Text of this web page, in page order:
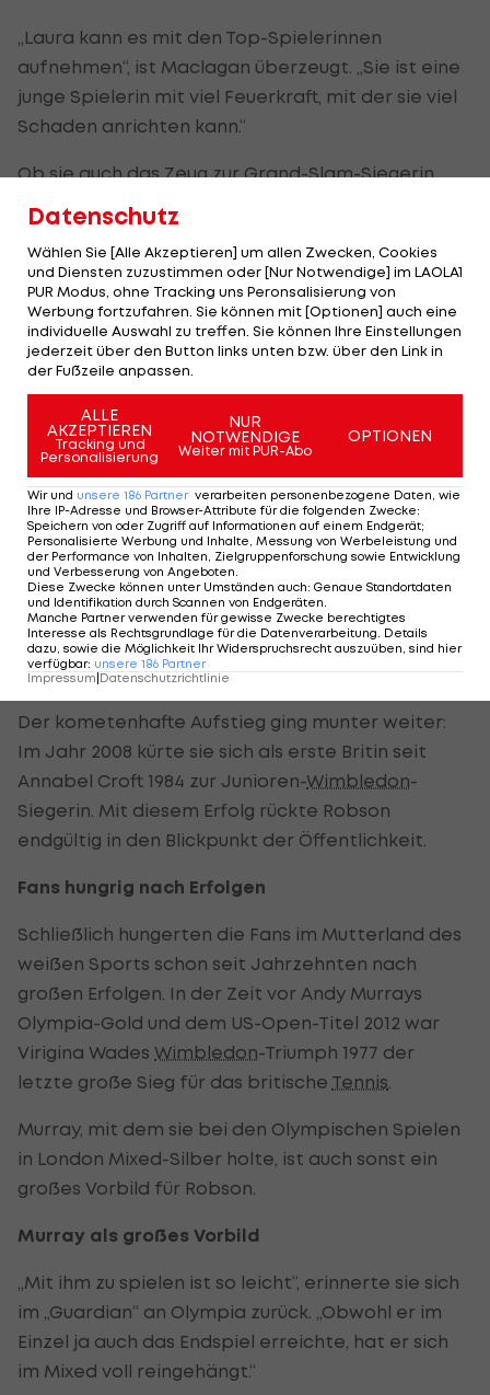
„Laura kann es mit den Top-Spielerinnen
aufnehmen“, ist Maclagan überzeugt. „Sie ist eine
junge Spielerin mit viel Feuerkraft, mit der sie viel
Schaden anrichten kann.“
Ob sie auch das Zeug zur Grand-Slam-Siegerin
hat? „Das kann man vorher nie sagen. Es liegt auf
jeden Fall eine Menge harter Arbeit vor uns.“
"Bei den großen Turnieren spiele ich besser"
Damit hat Maclagan wohl recht. Denn zuletzt lief
es sogar nicht nach Wunsch für die aktuelle
Nummer 37 der Welt. Von ihren letzten vier
Matches konnte sie nur eines gewinnen.
FürWimbledon, wo sie im vergangenen Jahr eben
auch Olympia-Silber holte, hat sich Robson
trotzdem viel vorgenommen.
"Bei den großen Turnieren spiele ich
normalerweise immer beser. Ich hoffe, dass sich
das auch inWimbledonnicht ändert."
Christian Frühwald
Der kometenhafte Aufstieg ging munter weiter:
Im Jahr 2008 kürte sie sich als erste Britin seit
Annabel Croft 1984 zur Junioren-Wimbledon-
Siegerin. Mit diesem Erfolg rückte Robson
endgültig in den Blickpunkt der Öffentlichkeit.
Fans hungrig nach Erfolgen
Schließlich hungerten die Fans im Mutterland des
weißen Sports schon seit Jahrzehnten nach
großen Erfolgen. In der Zeit vor Andy Murrays
Olympia-Gold und dem US-Open-Titel 2012 war
Virigina Wades Wimbledon-Triumph 1977 der
letzte große Sieg für das britische Tennis
Murray, mit dem sie bei den Olympischen Spielen
in London Mixed-Silber holte, ist auch sonst ein
großes Vorbild für Robson.
Murray als großes Vorbild
„Mit ihm zu spielen ist so leicht“, erinnerte sie sich
im „Guardian“ an Olympia zurück. „Obwohl er im
Einzel ja auch das Endspiel erreichte, hat er sich
im Mixed voll reingehängt.“
Datenschutz
Wählen Sie [Alle Akzeptieren] um allen Zwecken, Cookies
und Diensten zuzustimmen oder [Nur Notwendige] im LAOLA1
PUR Modus, ohne Tracking uns Peronsalisierung von
Werbung fortzufahren. Sie können mit [Optionen] auch eine
individuelle Auswahl zu treffen. Sie können Ihre Einstellungen
jederzeit über den Button links unten bzw. über den Link in
der Fußzeile anpassen.
ALLE
AKZEPTIEREN
Tracking und
Personalisierung
NUR
NOTWENDIGE
Weiter mit PUR-Abo
OPTIONEN
Wir und unsere 186 Partner verarbeiten personenbezogene Daten, wie
Ihre IP-Adresse und Browser-Attribute für die folgenden Zwecke:
Speichern von oder Zugriff auf Informationen auf einem Endgerät;
Personalisierte Werbung und Inhalte, Messung von Werbeleistung und
der Performance von Inhalten, Zielgruppenforschung sowie Entwicklung
und Verbesserung von Angeboten
Diese Zwecke können unter Umständen auch: Genaue Standortdaten
und Identifikation durch Scannen von Endgeräten
Manche Partner verwenden für gewisse Zwecke berechtigtes
Interesse als Rechtsgrundlage für die Datenverarbeitung. Details
dazu, sowie die Möglichkeit Ihr Widerspruchsrecht auszuüben, sind hier
verfügbar: unsere 186 Partner
Impressum|Datenschutzrichtlinie